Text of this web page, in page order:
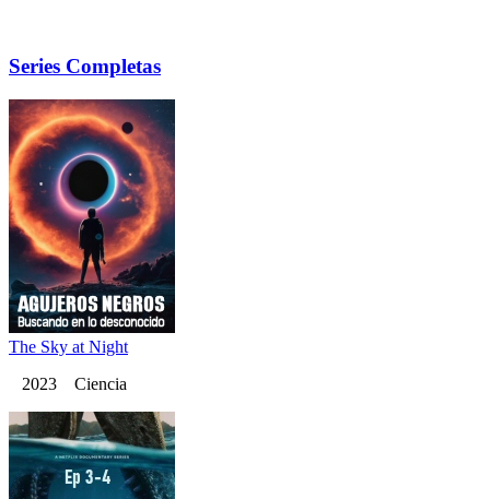
Series Completas
The Sky at Night
2023 Ciencia